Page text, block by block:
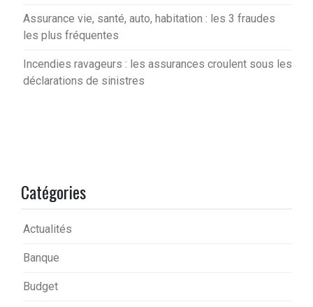
Assurance vie, santé, auto, habitation : les 3 fraudes
les plus fréquentes
Incendies ravageurs : les assurances croulent sous les
déclarations de sinistres
Catégories
Actualités
Banque
Budget